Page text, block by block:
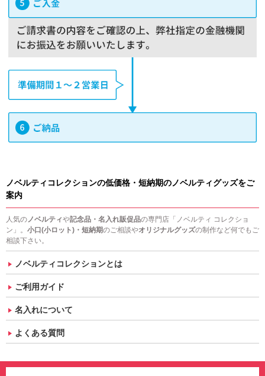
ノベルティコレクションの低価格・短納期のノベルティグッズをご
案内
人気のノベルティや記念品・名入れ販促品の専門店「ノベルティ コレクショ
ン」。 小口(小ロット)・短納期のご相談やオリジナルグッズの制作など何でもご
相談下さい。
ノベルティコレクションとは
ご利用ガイド
名入れについて
よくある質問